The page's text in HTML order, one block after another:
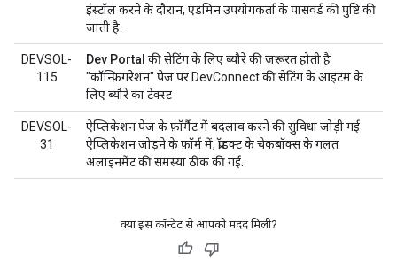
इंस्टॉल करने के दौरान, एडमिन उपयोगकर्ता के पासवर्ड की पुष्टि की
जाती है.
DEVSOL-
115
Dev Portal की सेटिंग के लिए ब्यौरे की ज़रूरत होती है
"कॉन्फ़िगरेशन" पेज पर DevConnect की सेटिंग के आइटम के
लिए ब्यौरे का टेक्स्ट
DEVSOL-
31
ऐप्लिकेशन पेज के फ़ॉर्मैट में बदलाव करने की सुविधा जोड़ी गई
ऐप्लिकेशन जोड़ने के फ़ॉर्म में, प्रॉडक्ट के चेकबॉक्स के गलत
अलाइनमेंट की समस्या ठीक की गई.
क्या इस कॉन्टेंट से आपको मदद मिली?